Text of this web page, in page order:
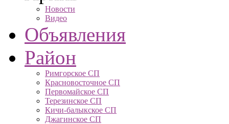
Новости
Видео
Объявления
Район
Римгорское СП
Красновосточное СП
Первомайское СП
Терезинское СП
Кичи-балыкское СП
Джагинское СП